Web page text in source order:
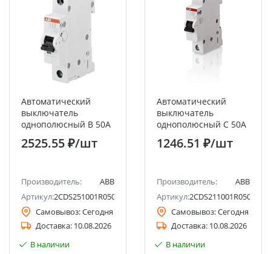
Автоматический
выключатель
однополюсный B 50А
6кА S201 ABB
2525.55 ₽/шт
Производитель:
ABB
Артикул:2CDS251001R0505
Самовывоз:Сегодня
Доставка: 10.08.2026
В наличии
Автоматический
выключатель
однополюсный C 50А
6кА SH201 ABB
1246.51 ₽/шт
Производитель:
ABB
Артикул:2CDS211001R0504
Самовывоз:Сегодня
Доставка: 10.08.2026
В наличии